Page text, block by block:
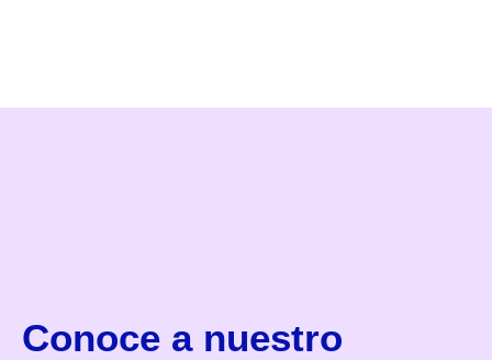
Conoce a nuestro